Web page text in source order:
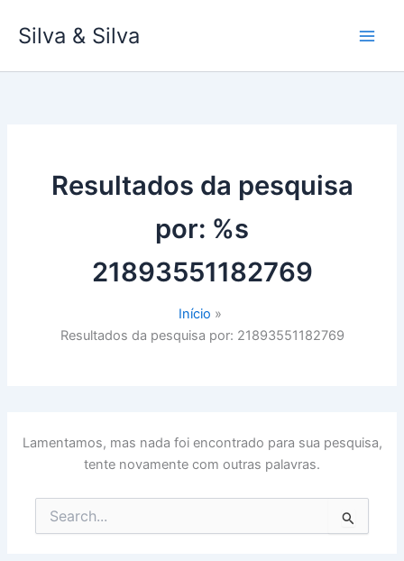
para
conteúdo
Silva & Silva
Resultados da pesquisa
por: %s
21893551182769
Início
Resultados da pesquisa por: 21893551182769
Lamentamos, mas nada foi encontrado para sua pesquisa,
tente novamente com outras palavras.
Pesquisar
por: